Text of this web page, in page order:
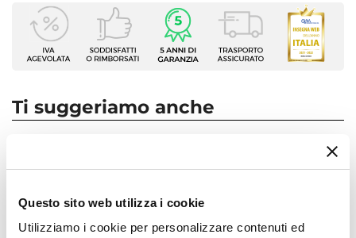
Questo sito web utilizza i cookie
Utilizziamo i cookie per personalizzare contenuti ed
Caratteristiche
Tipologia
Miscelatore Lavabo alto
Serie
Azionamento
Leva monocomando
Ti suggeriamo anche